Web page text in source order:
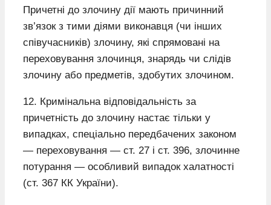
Причетні до злочину дії мають причинний
зв’язок з тими діями виконавця (чи інших
співучасників) злочину, які спрямовані на
переховування злочинця, знарядь чи слідів
злочину або предметів, здобутих злочином.
12. Кримінальна відповідальність за
причетність до злочину настає тільки у
випадках, спеціально передбачених законом
— переховування — ст. 27 і ст. 396, злочинне
потурання — особливий випадок халатності
(ст. 367 КК України).